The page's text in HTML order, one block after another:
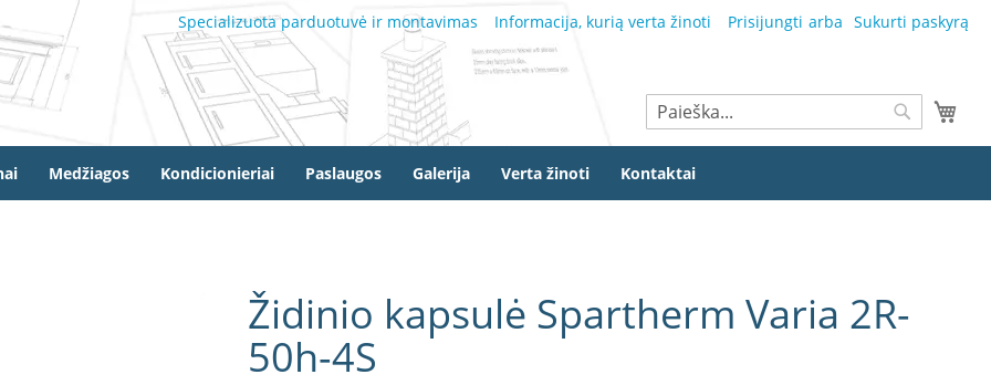
Specializuota parduotuvė ir montavimas Informacija, kurią verta žinoti Prisijungti Sukurti paskyrą
Ieškoti
Ieškoti
Medžiagos Kondicionieriai Paslaugos Galerija Verta žinoti Kontaktai
Židinio kapsulė Spartherm Varia 2R-
50h-4S